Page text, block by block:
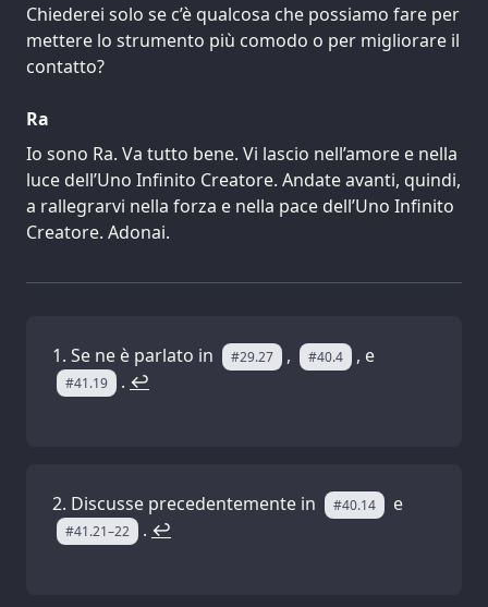
Chiederei solo se c’è qualcosa che possiamo fare per
mettere lo strumento più comodo o per migliorare il
contatto?
Ra
Io sono Ra. Va tutto bene. Vi lascio nell’amore e nella
luce dell’Uno Infinito Creatore. Andate avanti, quindi,
a rallegrarvi nella forza e nella pace dell’Uno Infinito
Creatore. Adonai.
Se ne è parlato in #29.27 , #40.4 , e
#41.19 . ↩
Discusse precedentemente in #40.14 e
#41.21–22 . ↩